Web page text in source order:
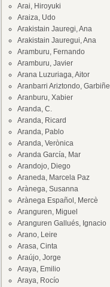
Arai, Hiroyuki
Araiza, Udo
Arakistain Jauregi, Ana
Arakistain Jauregui, Ana
Aramburu, Fernando
Aramburu, Javier
Arana Luzuriaga, Aitor
Aranbarri Ariztondo, Garbiñe
Aranburu, Xabier
Aranda, C.
Aranda, Ricard
Aranda, Pablo
Aranda, Verònica
Aranda García, Mar
Arandojo, Diego
Araneda, Marcela Paz
Arànega, Susanna
Arànega Español, Mercè
Aranguren, Miguel
Aranguren Gallués, Ignacio
Arano, Leire
Arasa, Cinta
Araújo, Jorge
Araya, Emilio
Araya, Rocío